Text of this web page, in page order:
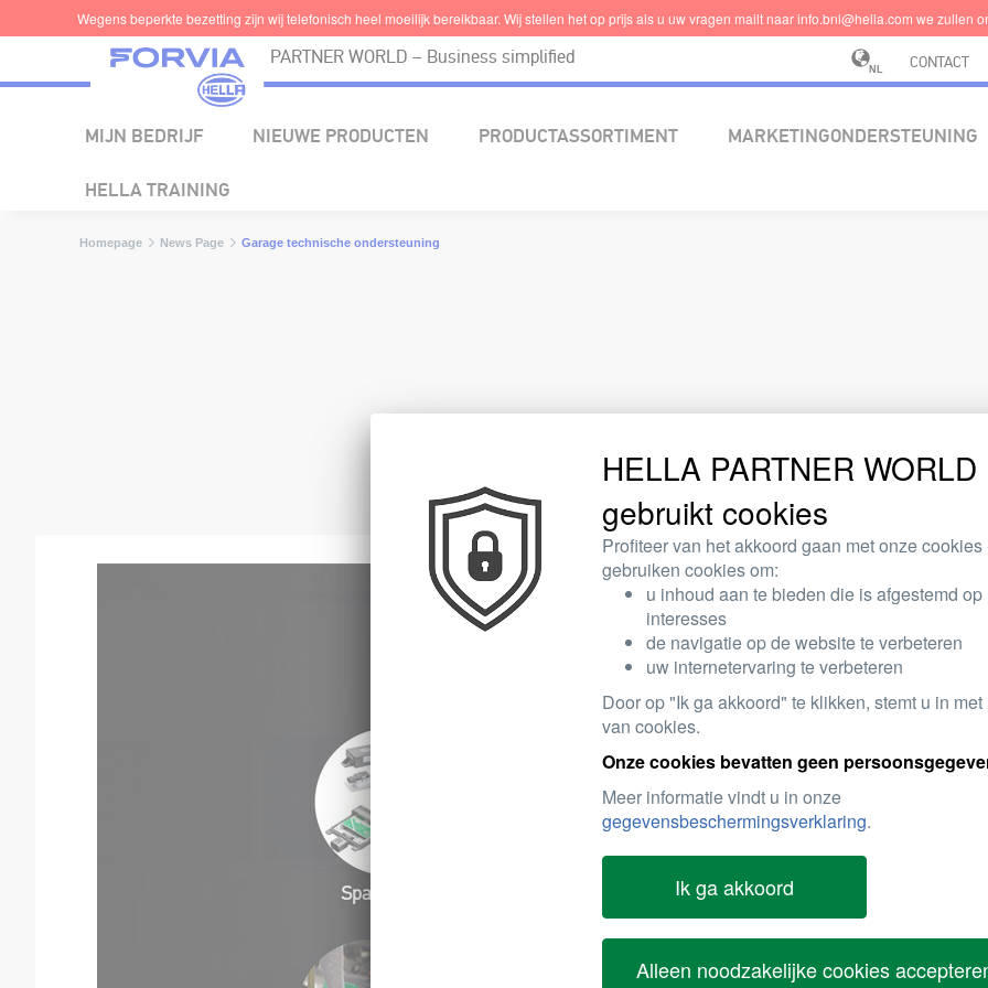
PARTNER WORLD – Business simplified
NL CONTACT
MIJN BEDRIJF NIEUWE PRODUCTEN PRODUCTASSORTIMENT MARKETINGONDERSTEUNING
HELLA TRAINING
Homepage News Page Garage technische ondersteuning
Wegens beperkte bezetting zijn wij telefonisch heel moeilijk bereikbaar. Wij stellen het op prijs als u uw vragen mailt naar info.bnl@hella.com we zullen
HELLA PARTNER WORLD
gebruikt cookies
Profiteer van het akkoord gaan met onze cookies
gebruiken cookies om:
u inhoud aan te bieden die is afgestemd op
interesses
de navigatie op de website te verbeteren
uw internetervaring te verbeteren
Door op "Ik ga akkoord" te klikken, stemt u in
van cookies.
Onze cookies bevatten geen
Meer informatie vindt u in onze
gegevensbeschermingsverklaring.
Ik ga akkoord
Alleen noodzakelijke cookies